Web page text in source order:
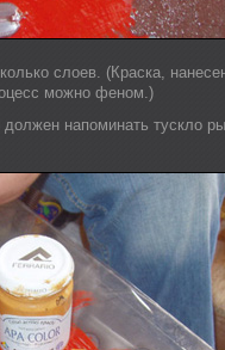
слоев. (Краска,
можно феном.)
напоминать тускло